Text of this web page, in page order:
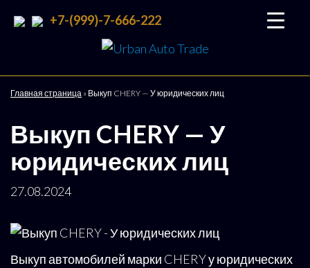
+7-(999)-7-666-222
Trade
всего
Главная страница » Выкуп CHERY — У юридических лиц
Выкуп CHERY — У
юридических лиц
27.08.2024
Выкуп автомобилей марки CHERY у юридических